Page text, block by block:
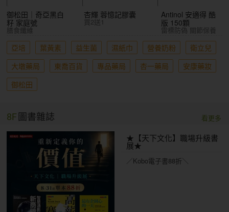
御松田｜奇亞黑白
籽 家庭號
膳食纖維
杏輝 蓉憶記膠囊
買2送1
Antinol 安適得 酷
版 150顆
雷標防偽 關節保養
亞培 葉黃素 益生菌 濕紙巾 營養奶粉
衛立兒
大墩藥局
東喬百貨 專品藥局 杏一藥局
安康藥妝
御松田
8F 圖書雜誌 看更多
★【天下文化】職場升級書
展★
／Kobo電子書88折＼